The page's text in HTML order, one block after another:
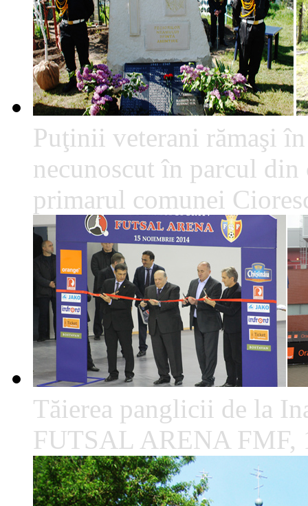
Puţinii veterani rămaşi
necunoscut în parcul
primarul comunei
Tăierea panglicii de la
FUTSAL ARENA FMF,